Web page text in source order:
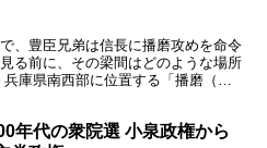
、豊臣兄弟は信長に播磨攻めを命令
る前に、その梁間はどのような場所
庫県南西部に位置する「播磨（は
年代の衆院選 小泉政権から